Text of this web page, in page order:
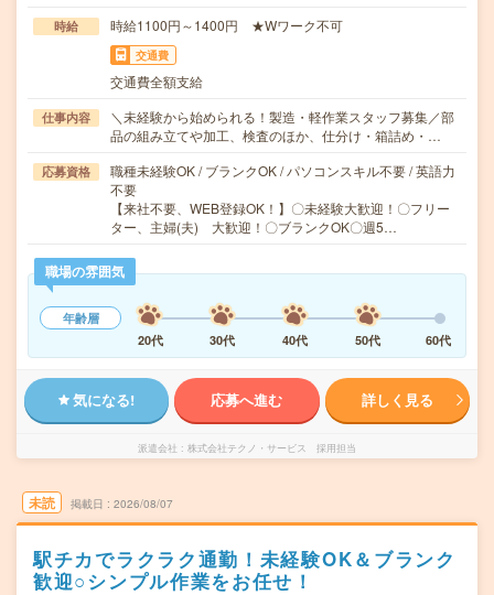
時給 時給1100円～1400円 ★Wワーク不可
交通費
交通費全額支給
仕事内容
＼未経験から始められる！製造・軽作業スタッフ募集／部
品の組み立てや加工、検査のほか、仕分け・箱詰め・…
応募資格
職種未経験OK / ブランクOK / パソコンスキル不要 / 英語力
不要
【来社不要、WEB登録OK！】〇未経験大歓迎！〇フリー
ター、主婦(夫) 大歓迎！〇ブランクOK〇週5…
職場の雰囲気
年齢層
20代
30代 40代 50代 60代
気になる! 応募へ進む 詳しく見る
派遣会社 株式会社テクノ・サービス 採用担当
未読 掲載日 2026/08/07
駅チカでラクラク通勤！未経験OK＆ブランク
歓迎○シンプル作業をお任せ！